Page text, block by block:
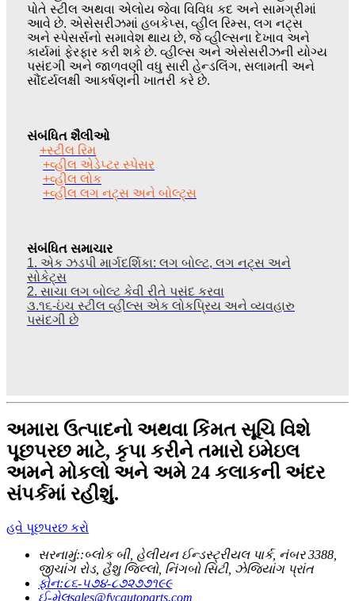
પોતે સ્ટીલ અથવા એલોય જેવા વિવિધ કદ અને સામગ્રીમાં
આવે છે. એસેસરીઝમાં હબકેપ્સ, વ્હીલ રિમ્સ, લગ નટ્સ
અને સ્પેસર્સનો સમાવેશ થાય છે, જે વ્હીલ્સના દેખાવ અને
કાર્યમાં ફેરફાર કરી શકે છે. વ્હીલ્સ અને એસેસરીઝની યોગ્ય
પસંદગી અને જાળવણી વધુ સારી હેન્ડલિંગ, સલામતી અને
સૌંદર્યલક્ષી આકર્ષણની ખાતરી કરે છે.
સંબંધિત શૈલીઓ
+સ્ટીલ રિમ
+વ્હીલ એડેપ્ટર સ્પેસર
+વ્હીલ લોક
+વ્હીલ લગ નટ્સ અને બોલ્ટ્સ
સંબંધિત સમાચાર
1. એક ઝડપી માર્ગદર્શિકા: લગ બોલ્ટ, લગ નટ્સ અને
સોકેટ્સ
2. સાચા લગ બોલ્ટ કેવી રીતે પસંદ કરવા
૩.૧૬-ઇંચ સ્ટીલ વ્હીલ્સ એક લોકપ્રિય અને વ્યવહારુ
પસંદગી છે
અમારા ઉત્પાદનો અથવા કિંમત સૂચિ વિશે
પૂછપરછ માટે, કૃપા કરીને તમારો ઇમેઇલ
અમને મોકલો અને અમે 24 કલાકની અંદર
સંપર્કમાં રહીશું.
હવે પૂછપરછ કરો
સરનામું::બ્લોક બી, હેલીયન ઈન્ડસ્ટ્રીયલ પાર્ક, નંબર 3388,
જીચાંગ રોડ, હૈશુ જિલ્લો, નિંગબો સિટી, ઝેજિયાંગ પ્રાંત
ફોન:૮૬-૫૭૪-૮૭૨૭૭૧૯૯
ઈ-મેલsales@fycautoparts.com